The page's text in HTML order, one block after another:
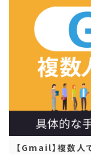
【Gmail】複数人